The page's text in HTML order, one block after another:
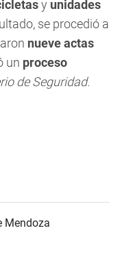
y unidades
se procedió a
nueve actas
un proceso
de Seguridad.
Mendoza